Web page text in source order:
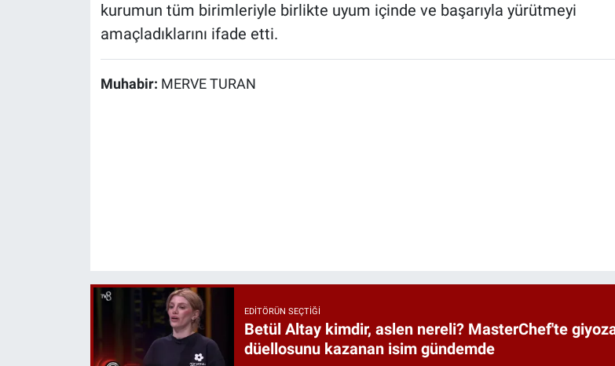
kurumun tüm birimleriyle birlikte uyum içinde ve başarıyla yürütmeyi
amaçladıklarını ifade etti.
Muhabir: MERVE TURAN
EDITÖRÜN SEÇTIĞI
Betül Altay kimdir, aslen nereli? MasterChef'te
düellosunu kazanan isim gündemde